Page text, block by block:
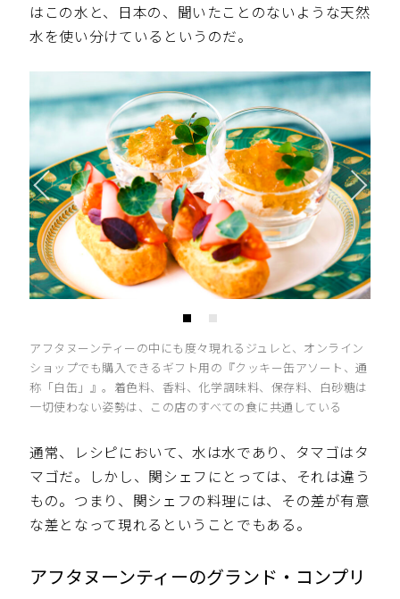
はこの水と、日本の、聞いたことのないような天然
水を使い分けているというのだ。
アフタヌーンティーの中にも度々現れるジュレと、オンライン
ショップでも購入できるギフト用の『クッキー缶アソート、通
称「白缶」』。着色料、香料、化学調味料、保存料、白砂糖は
一切使わない姿勢は、この店のすべての食に共通している
通常、レシピにおいて、水は水であり、タマゴはタ
マゴだ。しかし、関シェフにとっては、それは違う
もの。つまり、関シェフの料理には、その差が有意
な差となって現れるということでもある。
アフタヌーンティーのグランド・コンプリ